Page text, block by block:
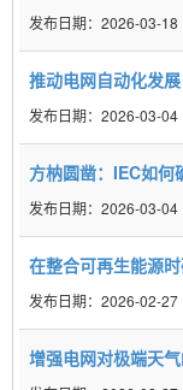
2026-03-18
推动电网自动化发展
2026-03-04
方枘圆凿：IEC如何
2026-03-04
在整合可再生能源
2026-02-27
增强电网对极端天